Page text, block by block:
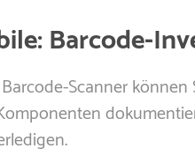
Barcode-
Scanner